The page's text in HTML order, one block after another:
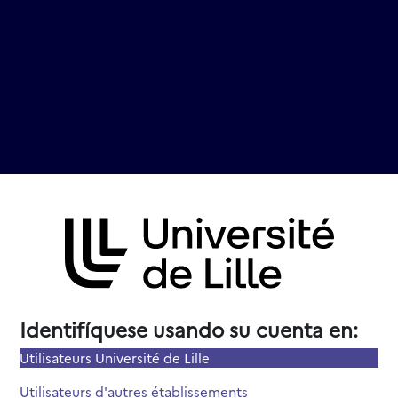
Entrar a Moodle Université de
Identifíquese usando su cuenta en:
Utilisateurs Université de Lille
Utilisateurs d'autres établissements